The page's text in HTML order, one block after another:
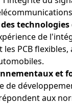
technologies
de
les PCB
et
de
aux